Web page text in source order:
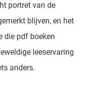
portret van de
blijven, en het
die pdf boeken
leeservaring
anders.